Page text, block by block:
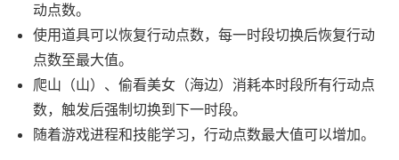
动点数。
使用道具可以恢复行动点数，每一时段切换后恢复行动
点数至最大值。
爬山（山）、偷看美女（海边）消耗本时段所有行动点
数，触发后强制切换到下一时段。
随着游戏进程和技能学习，行动点数最大值可以增加。